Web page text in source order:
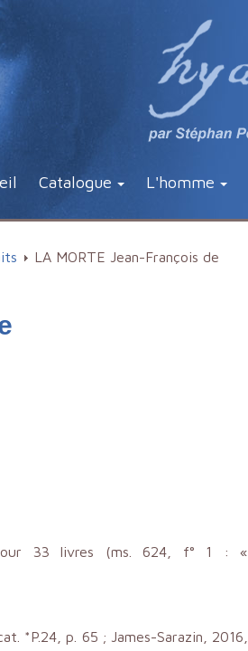
Catalogue L'homme
LA MORTE Jean-François de
33 livres (ms. 624, f° 1 : «
*P.24, p. 65 ; James-Sarazin, 2016,